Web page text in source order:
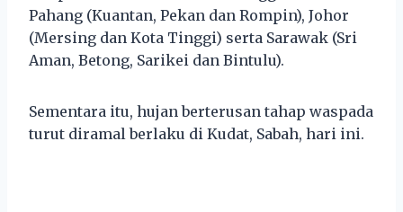
Pahang (Kuantan, Pekan dan Rompin), Johor
(Mersing dan Kota Tinggi) serta Sarawak (Sri
Aman, Betong, Sarikei dan Bintulu).
Sementara itu, hujan berterusan tahap waspada
turut diramal berlaku di Kudat, Sabah, hari ini.